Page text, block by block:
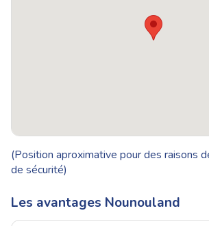
(Position aproximative pour des raisons
de sécurité)
Les avantages Nounouland